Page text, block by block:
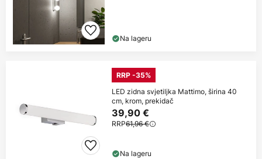
Na lageru
RRP -35%
LED zidna svjetiljka Mattimo, širina 40
cm, krom, prekidač
39,90 €
RRP61,96 €
Na lageru